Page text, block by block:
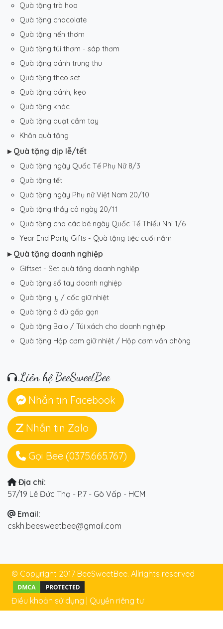
Quà tặng trà hoa
Quà tặng chocolate
Quà tặng nến thơm
Quà tặng túi thơm - sáp thơm
Quà tặng bánh trung thu
Quà tặng theo set
Quà tặng bánh, kẹo
Quà tặng khác
Quà tặng quạt cầm tay
Khăn quà tặng
▸ Quà tặng dịp lễ/tết
Quà tặng ngày Quốc Tế Phụ Nữ 8/3
Quà tặng tết
Quà tặng ngày Phụ nữ Việt Nam 20/10
Quà tặng thầy cô ngày 20/11
Quà tặng cho các bé ngày Quốc Tế Thiếu Nhi 1/6
Year End Party Gifts - Quà tặng tiệc cuối năm
▸ Quà tặng doanh nghiệp
Giftset - Set quà tặng doanh nghiệp
Quà tặng sổ tay doanh nghiệp
Quà tặng ly / cốc giữ nhiệt
Quà tặng ô dù gấp gọn
Quà tặng Balo / Túi xách cho doanh nghiệp
Quà tặng Hộp cơm giữ nhiệt / Hộp cơm văn phòng
Liên hệ BeeSweetBee
Nhắn tin Facebook
Nhắn tin Zalo
Gọi Bee (0375.665.767)
Địa chỉ:
57/19 Lê Đức Thọ - P.7 - Gò Vấp - HCM
Email:
cskh.beesweetbee@gmail.com
© Copyright 2017 BeeSweetBee. Allrights reserved
Điều khoản sử dụng | Quyền riêng tư